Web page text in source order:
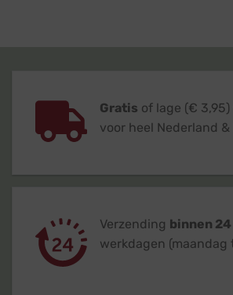
Gratis of lage (€
voor heel Nederland &
Verzending binnen
werkdagen (maandag